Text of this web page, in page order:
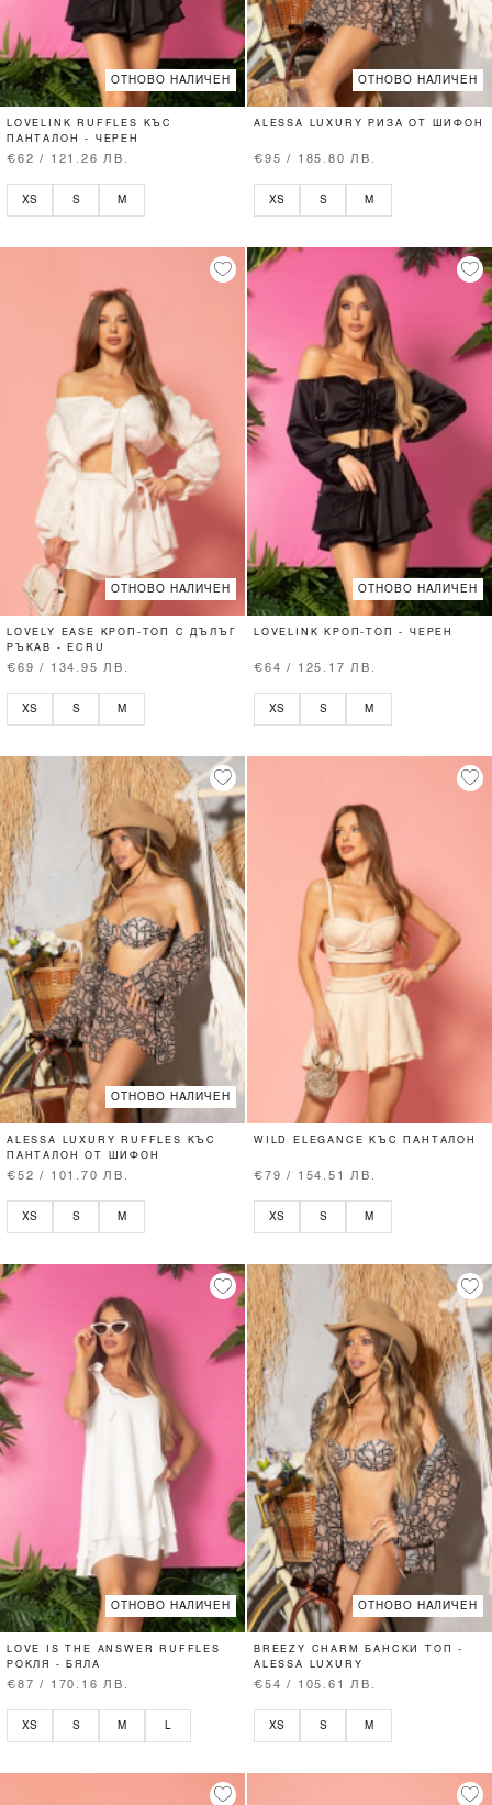
ОТНОВО НАЛИЧЕН
LOVELINK RUFFLES КЪС
ПАНТАЛОН - ЧЕРЕН
€62 / 121.26 ЛВ.
XS S M
ОТНОВО НАЛИЧЕН
ALESSA LUXURY РИЗА ОТ ШИФОН
€95 / 185.80 ЛВ.
XS S M
ОТНОВО НАЛИЧЕН
LOVELY EASE КРОП-ТОП С ДЪЛЪГ
РЪКАВ - ECRU
€69 / 134.95 ЛВ.
XS S M
ОТНОВО НАЛИЧЕН
LOVELINK КРОП-ТОП - ЧЕРЕН
€64 / 125.17 ЛВ.
XS S M
ОТНОВО НАЛИЧЕН
ALESSA LUXURY RUFFLES КЪС
ПАНТАЛОН ОТ ШИФОН
€52 / 101.70 ЛВ.
XS S M
WILD ELEGANCE КЪС ПАНТАЛОН
€79 / 154.51 ЛВ.
XS S M
ОТНОВО НАЛИЧЕН
LOVE IS THE ANSWER RUFFLES
РОКЛЯ - БЯЛА
€87 / 170.16 ЛВ.
XS S M
ОТНОВО НАЛИЧЕН
BREEZY CHARM БАНСКИ ТОП -
ALESSA LUXURY
€54 / 105.61 ЛВ.
XS S M